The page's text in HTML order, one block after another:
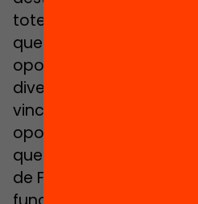
totes les carreteres
que calguin: escoles de
oportunitats, fórmules
diverses, programes de
vinculació a concursos
oportunitats
que se surten del
de Formació i Inserció